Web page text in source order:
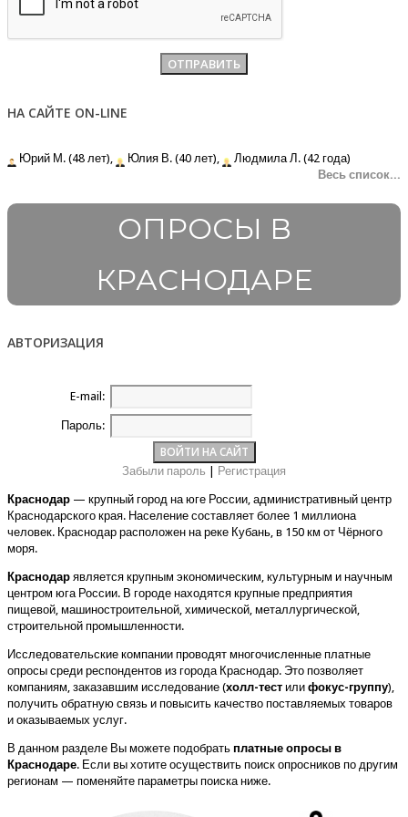
НА САЙТЕ ON-LINE
Юрий М. (48 лет), Юлия В. (40 лет),
Людмила Л. (42 года)
Весь список...
ОПРОСЫ В
КРАСНОДАРЕ
АВТОРИЗАЦИЯ
E-mail:
Пароль:
Забыли пароль Регистрация
Краснодар — крупный город на юге России, административный центр
Краснодарского края. Население составляет более 1 миллиона
человек. Краснодар расположен на реке Кубань, в 150 км от Чёрного
моря.
Краснодар является крупным экономическим, культурным и научным
центром юга России. В городе находятся крупные предприятия
пищевой, машиностроительной, химической, металлургической,
строительной промышленности.
Исследовательские компании проводят многочисленные платные
опросы среди респондентов из города Краснодар. Это позволяет
компаниям, заказавшим исследование (холл-тест или фокус-группу),
получить обратную связь и повысить качество поставляемых товаров
и оказываемых услуг.
В данном разделе Вы можете подобрать платные опросы в
Краснодаре. Если вы хотите осуществить поиск опросников по другим
регионам — поменяйте параметры поиска ниже.